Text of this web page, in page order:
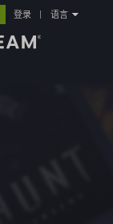
登录 语言